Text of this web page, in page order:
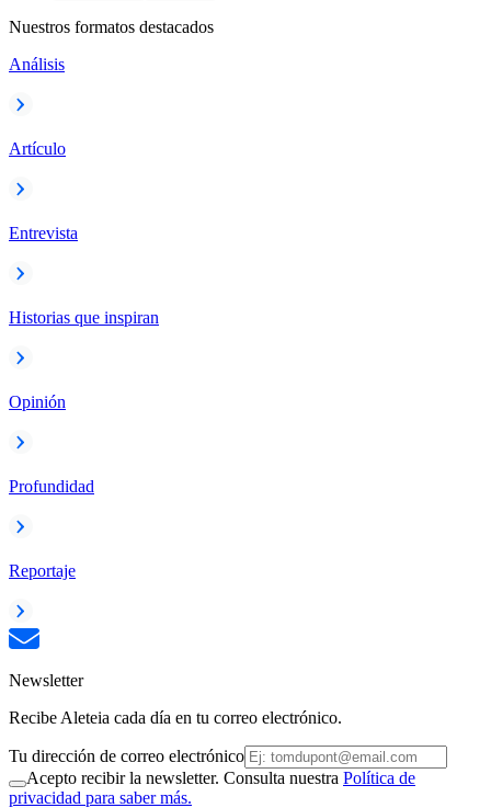
Nuestros formatos destacados
Análisis
Artículo
Entrevista
Historias que inspiran
Opinión
Profundidad
Reportaje
Newsletter
Recibe Aleteia cada día en tu correo electrónico.
Tu dirección de correo electrónico
Acepto recibir la newsletter. Consulta nuestra Política de
privacidad para saber más.